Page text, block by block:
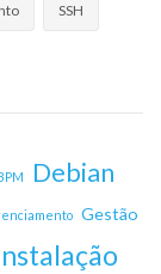
SSH
Debian
Gestão